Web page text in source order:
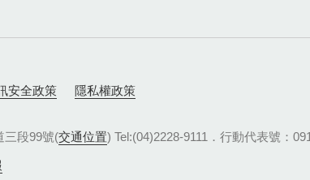
安全政策 隱私權政策
三段99號(交通位置) Tel:(04)2228-9111．行動代表號：